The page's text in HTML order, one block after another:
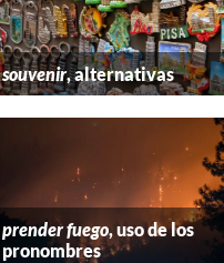
souvenir, alternativas
prender fuego, uso de los
pronombres